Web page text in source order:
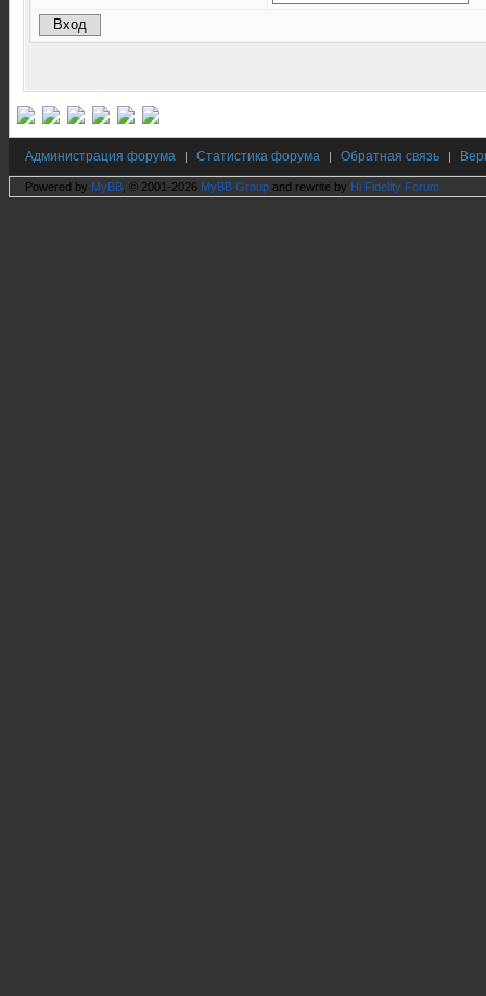
Администрация форума | Статистика форума | Обратная связь |
Powered by MyBB , © 2001-2026 MyBB Group and rewrite by Hi Fidelity Forum